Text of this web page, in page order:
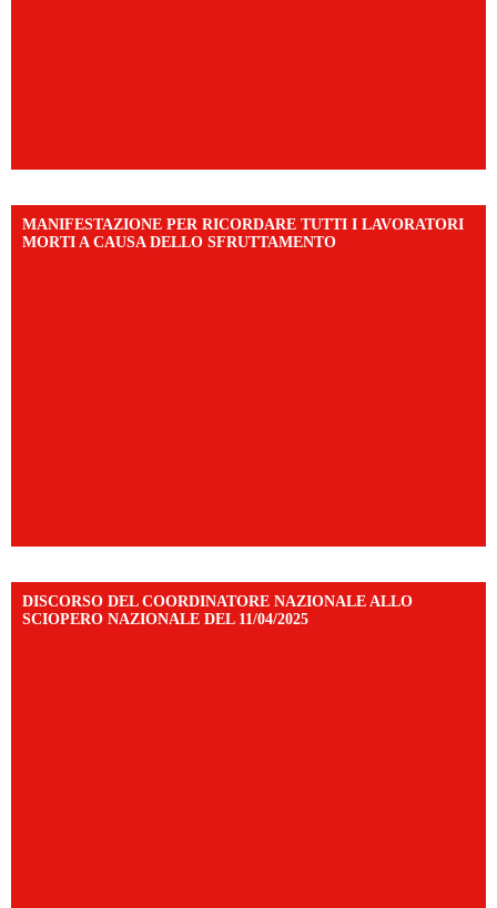
MANIFESTAZIONE PER RICORDARE TUTTI I LAVORATORI
MORTI A CAUSA DELLO SFRUTTAMENTO
DISCORSO DEL COORDINATORE NAZIONALE ALLO
SCIOPERO NAZIONALE DEL 11/04/2025